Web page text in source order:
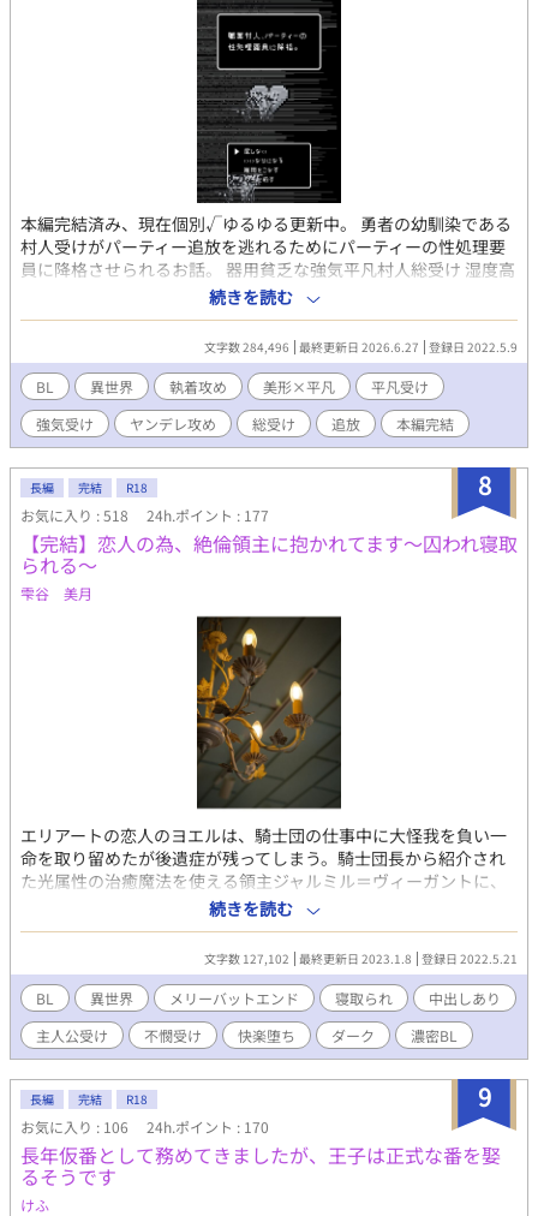
本編完結済み、現在個別√ゆるゆる更新中。 勇者の幼馴染である
村人受けがパーティー追放を逃れるためにパーティーの性処理要
員に降格させられるお話。 器用貧乏な強気平凡村人総受け 湿度高
めの幼馴染優男勇者攻め 軽薄いい加減年上遊び人盗賊攻め 陰湿性
悪いじめっ子気質な年上魔道士攻め 真面目誠実強面新入り騎士攻
め ※基本無理矢理、公開レイプ、NTR、乱交含む ※シリアスエ
ロ、胸糞、なんでも許せる方向け
続きを読む
文字数 284,496 最終更新日 2026.6.27 登録日 2022.5.9
BL 異世界 執着攻め 美形×平凡
平凡受け
強気受け
ヤンデレ攻め 総受け 追放 本編完結
8
長編 完結 R18
お気に入り : 518 24h.ポイント : 177
【完結】恋人の為、絶倫領主に抱かれてます〜囚われ寝取
られる〜
雫谷 美月
エリアートの恋人のヨエルは、騎士団の仕事中に大怪我を負い一
命を取り留めたが後遺症が残ってしまう。騎士団長から紹介され
た光属性の治癒魔法を使える領主ジャルミル＝ヴィーガントに、
ヨエルを治療してもらうことになった。しかし光属性の治癒魔法
を使うには大量の魔力を使用し、回復にも時間がかかるという。
素早く魔力を回復するには性行為が必要だとジャルミルから言わ
れ、エリアートはヨエルには秘密のまま協力する。ジャルミルは
温厚な外見とは裏腹に激しい獣のような性行為をし、エリアート
は次第に快楽に溺れていってしまう。 ・外面はいい絶倫邪悪な領
主✕恋人のために抱かれる青年 ・領主の息子の邪悪な少年✕恋人
のために抱かれる青年 【全12話】 【他サイト（ムーンライト）か
らの転載となります】 ※メリーバッドエンドになります ※恋人が
いる受けが寝取られる話です。寝取られ苦手な方はご注意くださ
い。 ※男性妊娠の話もあります。苦手な方はご注意ください。 ※
死ぬ登場人物がでます。人によっては胸糞展開ですのでご注意く
ださい。 ※攻めは3人出てきます。 ※なんでも許せる方向けで
す。
続きを読む
文字数 127,102 最終更新日 2023.1.8 登録日 2022.5.21
BL 異世界 メリーバットエンド 寝取られ
中出しあり
主人公受け
不憫受け 快楽堕ち ダーク 濃密BL
9
長編 完結 R18
お気に入り : 106 24h.ポイント : 170
長年仮番として務めてきましたが、王子は正式な番を娶
るそうです
けふ